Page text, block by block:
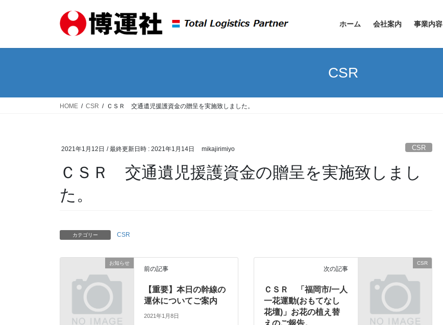
ホーム 会社案内 事業内容
CSR
HOME CSR ＣＳＲ 交通遺児援護資金の贈呈を実施致しました。
2021年1月12日 / 最終更新日時 : 2021年1月14日 mikajirimiyo CSR
ＣＳＲ 交通遺児援護資金の贈呈を実施致しまし
た。
カテゴリー CSR
お知らせ
前の記事
【重要】本日の幹線の
運休についてご案内
2021年1月8日
CSR
次の記事
ＣＳＲ 「福岡市/一人
一花運動(おもてなし
花壇)」お花の植え替